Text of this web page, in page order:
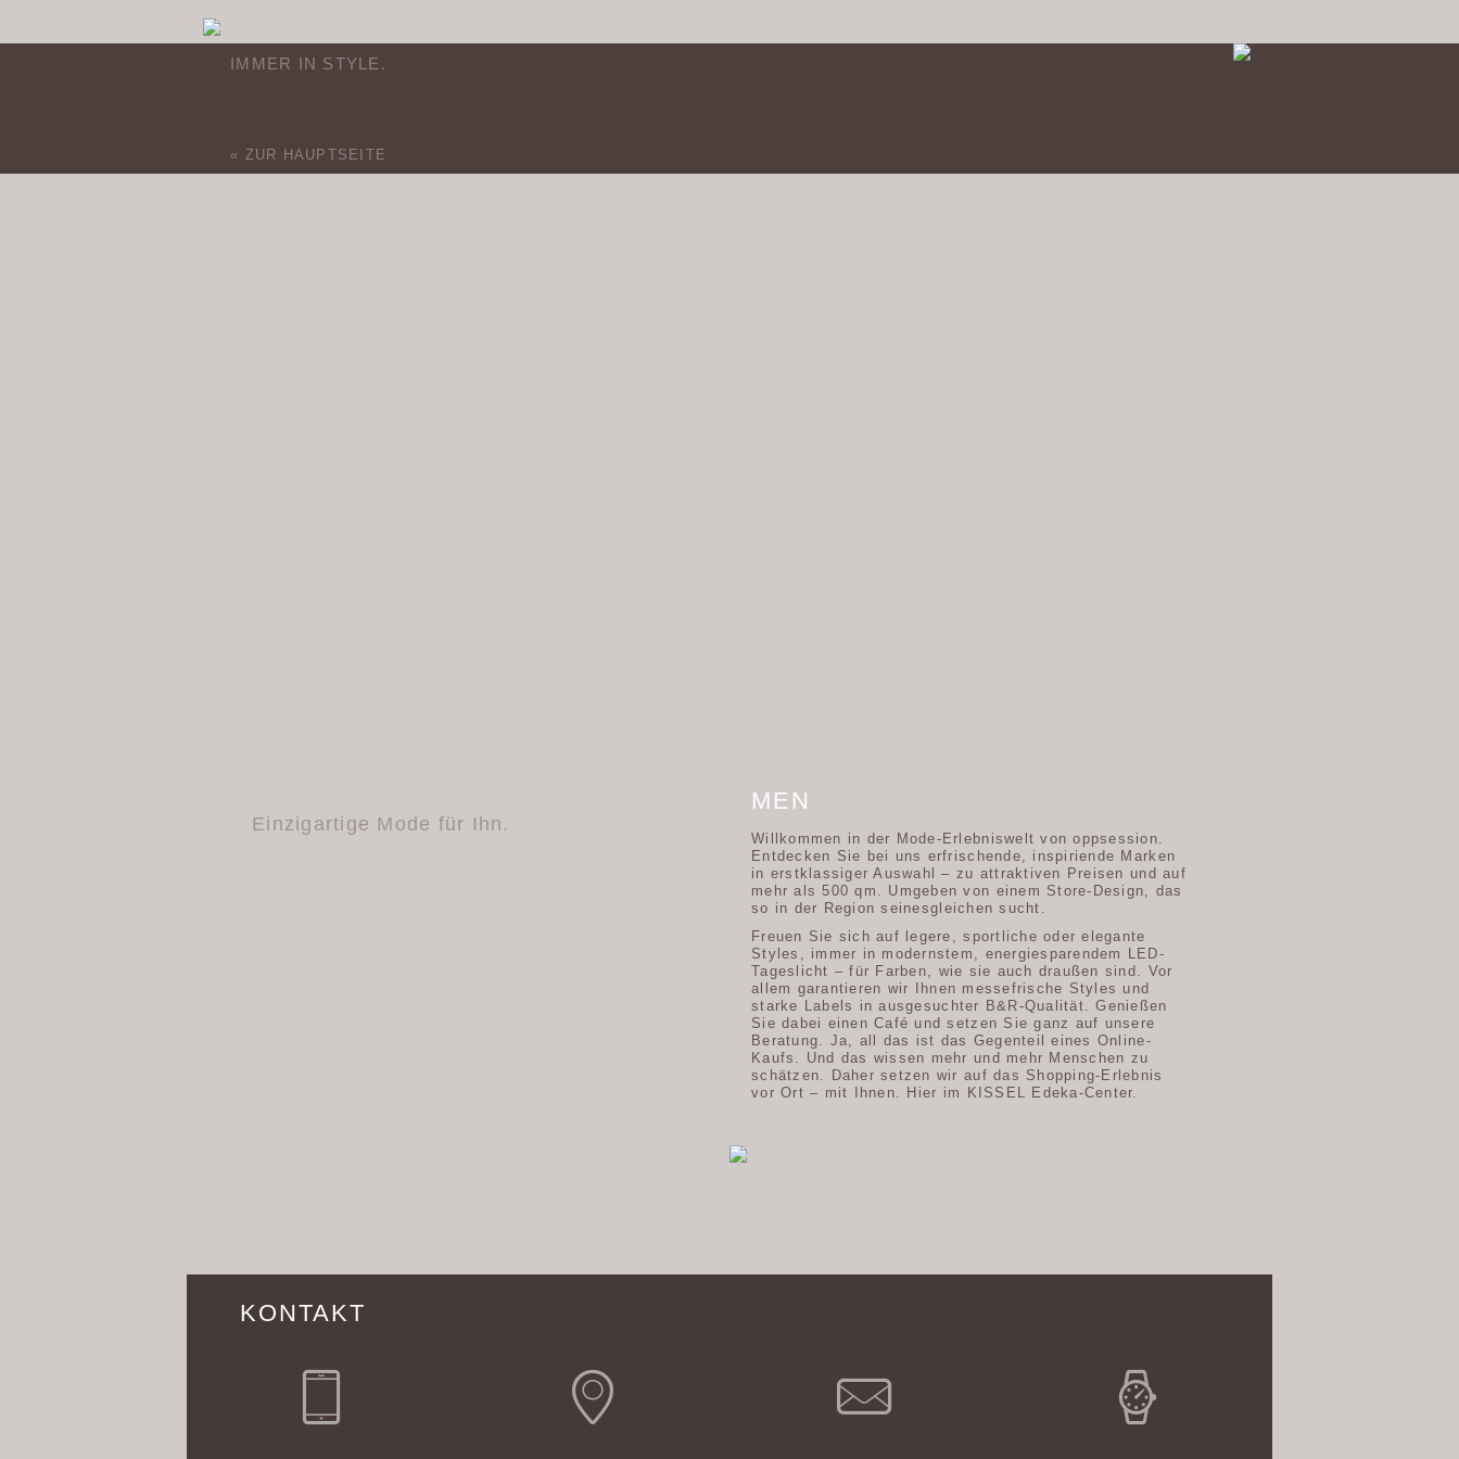
IMMER IN STYLE.
« ZUR HAUPTSEITE
Einzigartige Mode für Ihn.
MEN
Willkommen in der Mode-Erlebniswelt von oppsession.
Entdecken Sie bei uns erfrischende, inspiriende Marken
in erstklassiger Auswahl – zu attraktiven Preisen und auf
mehr als 500 qm. Umgeben von einem Store-Design, das
so in der Region seinesgleichen sucht.
Freuen Sie sich auf legere, sportliche oder elegante
Styles, immer in modernstem, energiesparendem LED-
Tageslicht – für Farben, wie sie auch draußen sind. Vor
allem garantieren wir Ihnen messefrische Styles und
starke Labels in ausgesuchter B&R-Qualität. Genießen
Sie dabei einen Café und setzen Sie ganz auf unsere
Beratung. Ja, all das ist das Gegenteil eines Online-
Kaufs. Und das wissen mehr und mehr Menschen zu
schätzen. Daher setzen wir auf das Shopping-Erlebnis
vor Ort – mit Ihnen. Hier im KISSEL Edeka-Center.
KONTAKT